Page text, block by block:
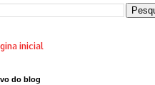
inicial
do blog